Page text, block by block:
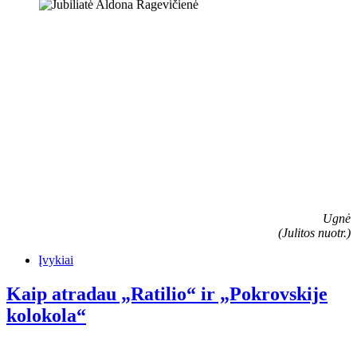
Ugnė
(Julitos nuotr.)
Įvykiai
Kaip atradau „Ratilio“ ir „Pokrovskije
kolokola“